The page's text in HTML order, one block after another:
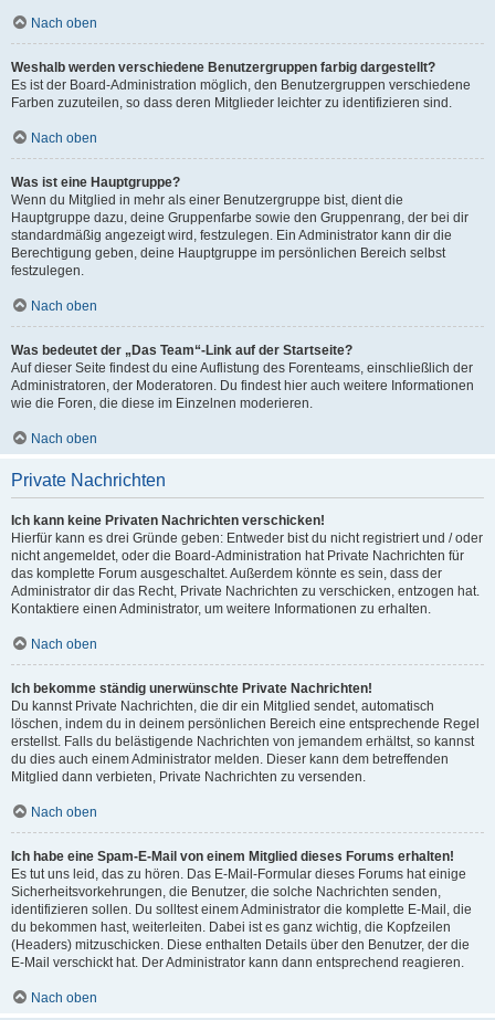
Nach oben
Weshalb werden verschiedene Benutzergruppen farbig dargestellt?
Es ist der Board-Administration möglich, den Benutzergruppen verschiedene
Farben zuzuteilen, so dass deren Mitglieder leichter zu identifizieren sind.
Nach oben
Was ist eine Hauptgruppe?
Wenn du Mitglied in mehr als einer Benutzergruppe bist, dient die
Hauptgruppe dazu, deine Gruppenfarbe sowie den Gruppenrang, der bei dir
standardmäßig angezeigt wird, festzulegen. Ein Administrator kann dir die
Berechtigung geben, deine Hauptgruppe im persönlichen Bereich selbst
festzulegen.
Nach oben
Was bedeutet der „Das Team“-Link auf der Startseite?
Auf dieser Seite findest du eine Auflistung des Forenteams, einschließlich der
Administratoren, der Moderatoren. Du findest hier auch weitere Informationen
wie die Foren, die diese im Einzelnen moderieren.
Nach oben
Private Nachrichten
Ich kann keine Privaten Nachrichten verschicken!
Hierfür kann es drei Gründe geben: Entweder bist du nicht registriert und / oder
nicht angemeldet, oder die Board-Administration hat Private Nachrichten für
das komplette Forum ausgeschaltet. Außerdem könnte es sein, dass der
Administrator dir das Recht, Private Nachrichten zu verschicken, entzogen hat.
Kontaktiere einen Administrator, um weitere Informationen zu erhalten.
Nach oben
Ich bekomme ständig unerwünschte Private Nachrichten!
Du kannst Private Nachrichten, die dir ein Mitglied sendet, automatisch
löschen, indem du in deinem persönlichen Bereich eine entsprechende Regel
erstellst. Falls du belästigende Nachrichten von jemandem erhältst, so kannst
du dies auch einem Administrator melden. Dieser kann dem betreffenden
Mitglied dann verbieten, Private Nachrichten zu versenden.
Nach oben
Ich habe eine Spam-E-Mail von einem Mitglied dieses Forums erhalten!
Es tut uns leid, das zu hören. Das E-Mail-Formular dieses Forums hat einige
Sicherheitsvorkehrungen, die Benutzer, die solche Nachrichten senden,
identifizieren sollen. Du solltest einem Administrator die komplette E-Mail, die
du bekommen hast, weiterleiten. Dabei ist es ganz wichtig, die Kopfzeilen
(Headers) mitzuschicken. Diese enthalten Details über den Benutzer, der die
E-Mail verschickt hat. Der Administrator kann dann entsprechend reagieren.
Nach oben